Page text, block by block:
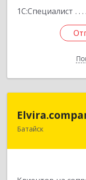
1С:Специалист
Батайск